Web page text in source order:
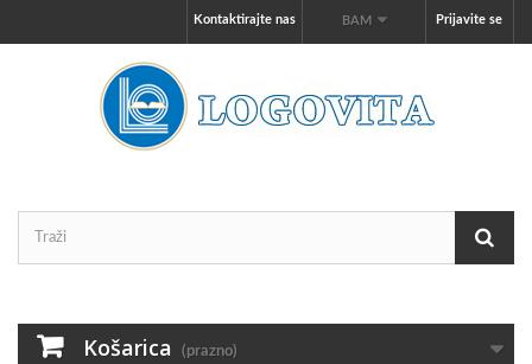
Prijavite se
BAM
Kontaktirajte nas
Košarica (prazno)